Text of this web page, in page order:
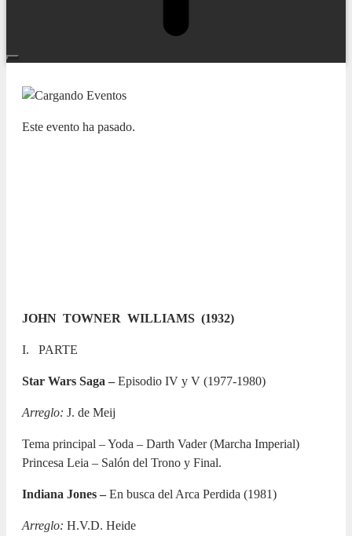
Este evento ha pasado.
JOHN TOWNER WILLIAMS (1932)
I. PARTE
Star Wars Saga – Episodio IV y V (1977-1980)
Arreglo: J. de Meij
Tema principal – Yoda – Darth Vader (Marcha Imperial)
Princesa Leia – Salón del Trono y Final.
Indiana Jones – En busca del Arca Perdida (1981)
Arreglo: H.V.D. Heide